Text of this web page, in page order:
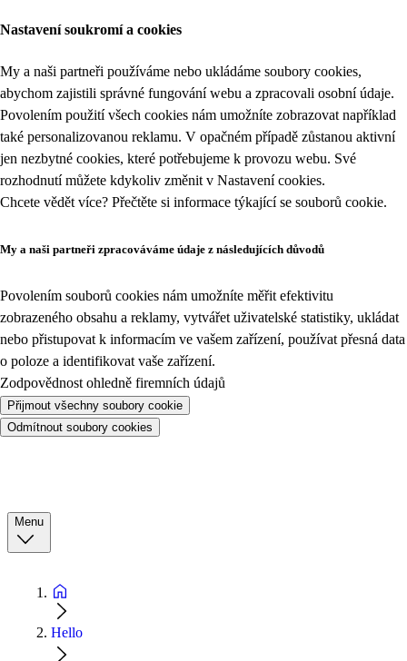
Nastavení soukromí a cookies
My a naši partneři používáme nebo ukládáme soubory cookies,
abychom zajistili správné fungování webu a zpracovali osobní údaje.
Povolením použití všech cookies nám umožníte zobrazovat například
také personalizovanou reklamu. V opačném případě zůstanou aktivní
jen nezbytné cookies, které potřebujeme k provozu webu. Své
rozhodnutí můžete kdykoliv změnit v Nastavení cookies.
Chcete vědět více? Přečtěte si informace týkající se souborů cookie.
My a naši partneři zpracováváme údaje z následujících důvodů
Povolením souborů cookies nám umožníte měřit efektivitu
zobrazeného obsahu a reklamy, vytvářet uživatelské statistiky, ukládat
nebo přistupovat k informacím ve vašem zařízení, používat přesná data
o poloze a identifikovat vaše zařízení.
Zodpovědnost ohledně firemních údajů
Přijmout všechny soubory cookie
Odmítnout soubory cookies
Menu
Hello